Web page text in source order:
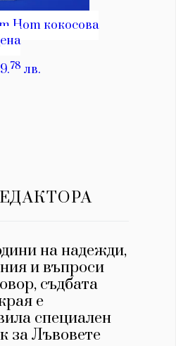
на надежди,
и въпроси
съдбата
е
специален
за Лъвовете